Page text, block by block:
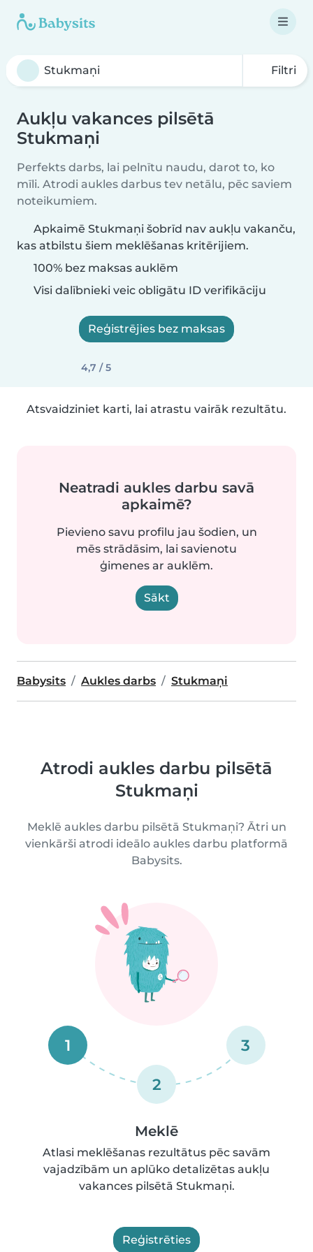
Filtri
Aukļu vakances pilsētā
Stukmaņi
Perfekts darbs, lai pelnītu naudu, darot to, ko
mīli. Atrodi aukles darbus tev netālu, pēc saviem
noteikumiem.
Apkaimē Stukmaņi šobrīd nav aukļu vakanču,
kas atbilstu šiem meklēšanas kritērijiem.
100% bez maksas auklēm
Visi dalībnieki veic obligātu ID verifikāciju
Reģistrējies bez maksas
4,7 / 5
Atsvaidziniet karti, lai atrastu vairāk rezultātu.
Neatradi aukles darbu savā
apkaimē?
Pievieno savu profilu jau šodien, un
mēs strādāsim, lai savienotu
ģimenes ar auklēm.
Sākt
Babysits Aukles darbs Stukmaņi
Atrodi aukles darbu pilsētā
Stukmaņi
Meklē aukles darbu pilsētā Stukmaņi? Ātri un
vienkārši atrodi ideālo aukles darbu platformā
Babysits.
1
2
3
Meklē
Atlasi meklēšanas rezultātus pēc savām
vajadzībām un aplūko detalizētas aukļu
vakances pilsētā Stukmaņi.
Reģistrēties